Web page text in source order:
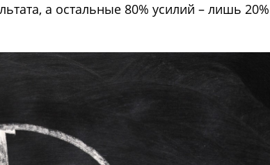
а остальные 80% усилий – лишь 20%